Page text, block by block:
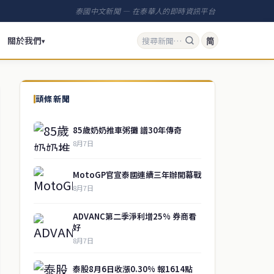
泰國中文新聞 — 在泰華人的即時資訊平台
關於我們▾ 简
頭條新聞
85歲奶奶推車粥攤 譜30年傳奇
8月7日
MotoGP官宣泰國連續三年辦開幕戰
8月7日
ADVANC第二季淨利增25% 券商看
好
8月7日
泰股8月6日收漲0.30% 報1614點